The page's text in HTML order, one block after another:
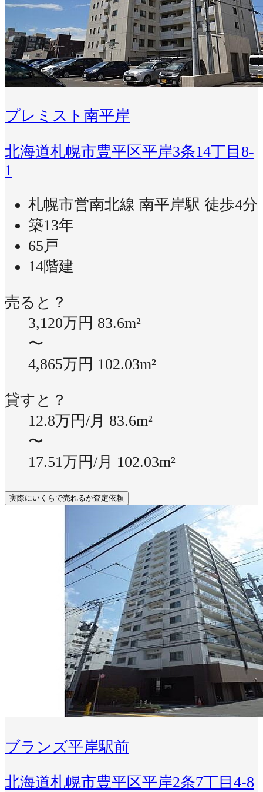
プレミスト南平岸
北海道札幌市豊平区平岸3条14丁目8-
1
札幌市営南北線 南平岸駅 徒歩4分
築13年
65戸
14階建
売ると？
3,120万円 83.6m²
〜
4,865万円 102.03m²
貸すと？
12.8万円/月 83.6m²
〜
17.51万円/月 102.03m²
実際にいくらで売れるか査定依頼
ブランズ平岸駅前
北海道札幌市豊平区平岸2条7丁目4-8